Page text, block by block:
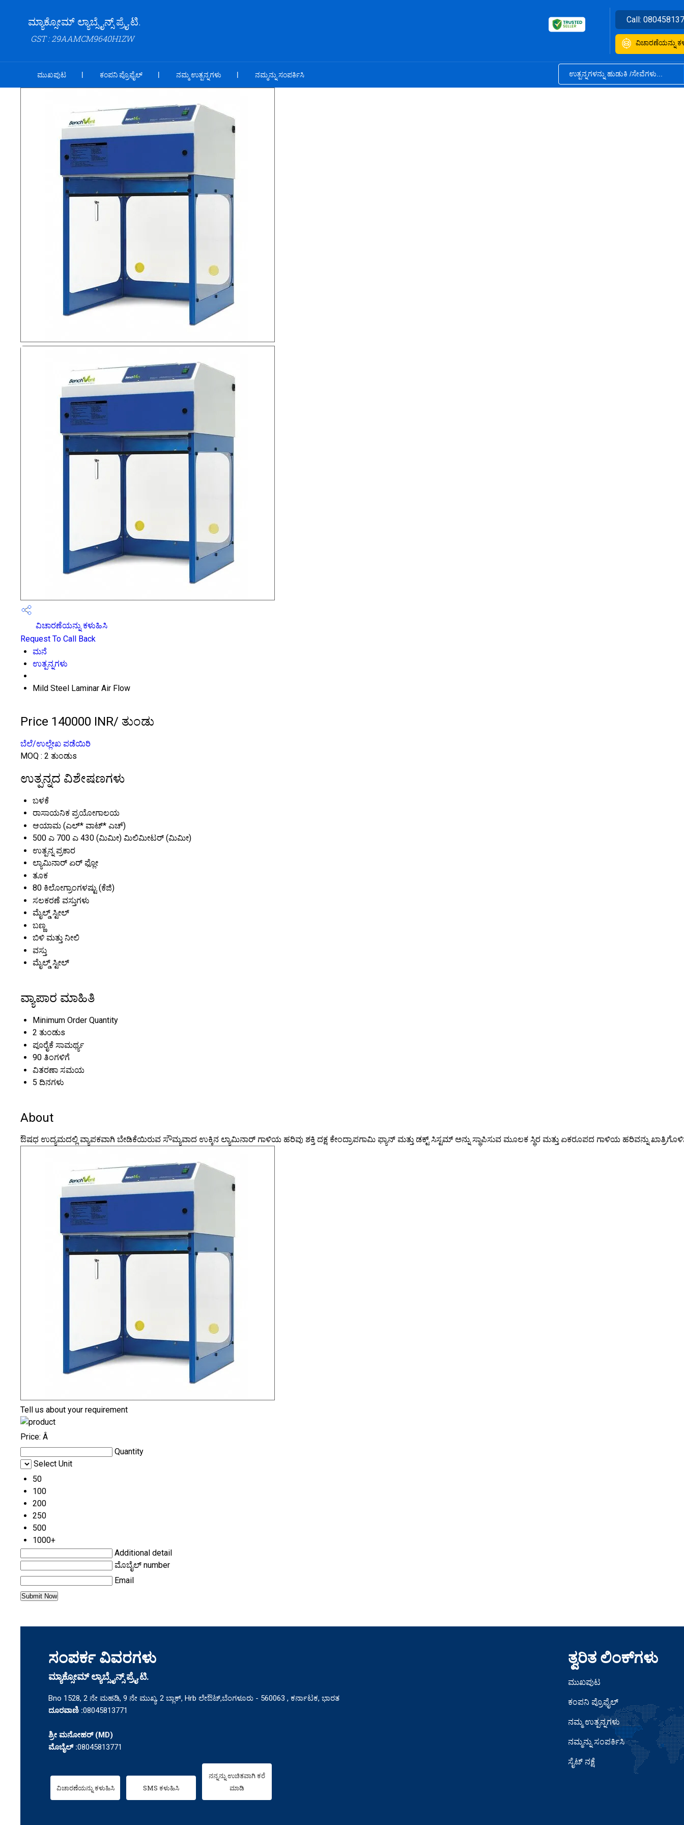
ಮ್ಯಾಕ್ಸೋಮ್ ಲ್ಯಾಬ್ಸೈನ್ಸ್ ಪ್ರೈ.ಟಿ.
GST : 29AAMCM9640H1ZW
Call:
ವಿಚಾರಣೆಯನ್ನು
ಮುಖಪುಟ ಕಂಪನಿ ಪ್ರೊಫೈಲ್ ನಮ್ಮ ಉತ್ಪನ್ನಗಳು ನಮ್ಮನ್ನು ಸಂಪರ್ಕಿಸಿ
ವಿಚಾರಣೆಯನ್ನು ಕಳುಹಿಸಿ
Request To Call Back
ಮನೆ
ಉತ್ಪನ್ನಗಳು
Mild Steel Laminar Air Flow
Price 140000 INR/ ತುಂಡು
ಬೆಲೆ/ಉಲ್ಲೇಖ ಪಡೆಯಿರಿ
MOQ : 2 ತುಂಡುs
ಉತ್ಪನ್ನದ ವಿಶೇಷಣಗಳು
ಬಳಕೆ
ರಾಸಾಯನಿಕ ಪ್ರಯೋಗಾಲಯ
ಆಯಾಮ (ಎಲ್* ವಾಟ್* ಎಚ್)
500 ಎ 700 ಎ 430 (ಮಿಮೀ) ಮಿಲಿಮೀಟರ್ (ಮಿಮೀ)
ಉತ್ಪನ್ನ ಪ್ರಕಾರ
ಲ್ಯಾಮಿನಾರ್ ಏರ್ ಫ್ಲೋ
ತೂಕ
80 ಕಿಲೋಗ್ರಾಂಗಳಷ್ಟು (ಕೆಜಿ)
ಸಲಕರಣೆ ವಸ್ತುಗಳು
ಮೈಲ್ಡ್ ಸ್ಟೀಲ್
ಬಣ್ಣ
ಬಿಳಿ ಮತ್ತು ನೀಲಿ
ವಸ್ತು
ಮೈಲ್ಡ್ ಸ್ಟೀಲ್
ವ್ಯಾಪಾರ ಮಾಹಿತಿ
Minimum Order Quantity
2 ತುಂಡುs
ಪೂರೈಕೆ ಸಾಮರ್ಥ್ಯ
90 ತಿಂಗಳಿಗೆ
ವಿತರಣಾ ಸಮಯ
5 ದಿನಗಳು
About
ಔಷಧ ಉದ್ಯಮದಲ್ಲಿ ವ್ಯಾಪಕವಾಗಿ ಬೇಡಿಕೆಯಿರುವ ಸೌಮ್ಯವಾದ ಉಕ್ಕಿನ ಲ್ಯಾಮಿನಾರ್ ಗಾಳಿಯ ಹರಿವು ಶಕ್ತಿ ದಕ್ಷ ಕೇಂದ್ರಾಪಗಾಮಿ ಫ್ಯಾನ್ ಮತ್ತು ಡಕ್ಟ್ ಸಿಸ್ಟಮ್ ಅನ್ನು ಸ್ಥಾಪಿಸುವ ಮೂಲಕ ಸ್ಥಿರ ಮತ್ತು ಏಕರೂಪದ ಗಾಳಿಯ ಹರಿವನ್ನು
Tell us about your requirement
Price: Â
Quantity
Select Unit
50
100
200
250
500
1000+
Additional detail
ಮೊಬೈಲ್ number
Email
ಸಂಪರ್ಕ ವಿವರಗಳು
ಮ್ಯಾಕ್ಸೋಮ್ ಲ್ಯಾಬ್ಸೈನ್ಸ್ ಪ್ರೈ.ಟಿ.
Bno 1528, 2 ನೇ ಮಹಡಿ, 9 ನೇ ಮುಖ್ಯ, 2 ಬ್ಲಾಕ್, Hrb ಲೇಔಟ್,ಬೆಂಗಳೂರು - 560063 , ಕರ್ನಾಟಕ, ಭಾರತ
ದೂರವಾಣಿ :08045813771
ಶ್ರೀ ಮನೋಹರ್(MD)
ಮೊಬೈಲ್ :08045813771
ವಿಚಾರಣೆಯನ್ನು ಕಳುಹಿಸಿ SMS ಕಳುಹಿಸಿ
ನನ್ನನ್ನು ಉಚಿತವಾಗಿ ಕರೆ
ಮಾಡಿ
ತ್ವರಿತ ಲಿಂಕ್‌ಗಳು
ಮುಖಪುಟ
ಕಂಪನಿ ಪ್ರೊಫೈಲ್
ನಮ್ಮ ಉತ್ಪನ್ನಗಳು
ನಮ್ಮನ್ನು ಸಂಪರ್ಕಿಸಿ
ಸೈಟ್ ನಕ್ಷೆ